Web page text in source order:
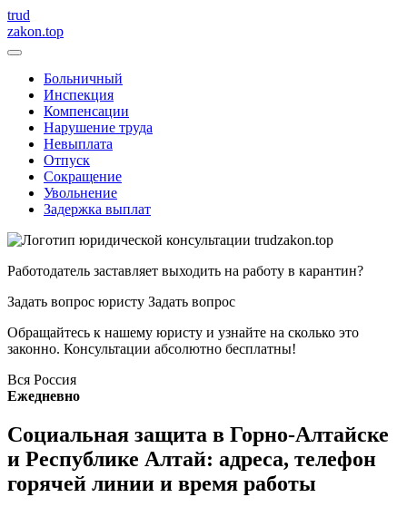
trud
zakon.top
Больничный
Инспекция
Компенсации
Нарушение труда
Невыплата
Отпуск
Сокращение
Увольнение
Задержка выплат
Работодатель заставляет выходить на работу в карантин?
Задать вопрос юристу Задать вопрос
Обращайтесь к нашему юристу и узнайте на сколько это
законно. Консультации абсолютно бесплатны!
Вся Россия
Ежедневно
Социальная защита в Горно-Алтайске
и Республике Алтай: адреса, телефон
горячей линии и время работы